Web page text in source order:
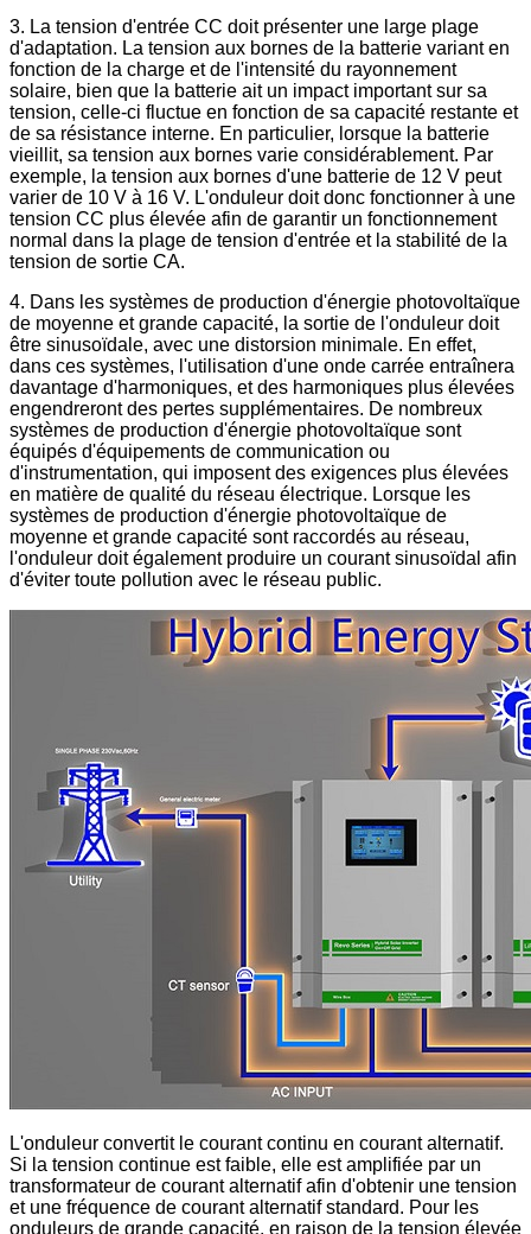
3. La tension d'entrée CC doit présenter une large plage
d'adaptation. La tension aux bornes de la batterie variant en
fonction de la charge et de l'intensité du rayonnement
solaire, bien que la batterie ait un impact important sur sa
tension, celle-ci fluctue en fonction de sa capacité restante et
de sa résistance interne. En particulier, lorsque la batterie
vieillit, sa tension aux bornes varie considérablement. Par
exemple, la tension aux bornes d'une batterie de 12 V peut
varier de 10 V à 16 V. L'onduleur doit donc fonctionner à une
tension CC plus élevée afin de garantir un fonctionnement
normal dans la plage de tension d'entrée et la stabilité de la
tension de sortie CA.
4. Dans les systèmes de production d'énergie photovoltaïque
de moyenne et grande capacité, la sortie de l'onduleur doit
être sinusoïdale, avec une distorsion minimale. En effet,
dans ces systèmes, l'utilisation d'une onde carrée entraînera
davantage d'harmoniques, et des harmoniques plus élevées
engendreront des pertes supplémentaires. De nombreux
systèmes de production d'énergie photovoltaïque sont
équipés d'équipements de communication ou
d'instrumentation, qui imposent des exigences plus élevées
en matière de qualité du réseau électrique. Lorsque les
systèmes de production d'énergie photovoltaïque de
moyenne et grande capacité sont raccordés au réseau,
l'onduleur doit également produire un courant sinusoïdal afin
d'éviter toute pollution avec le réseau public.
L'onduleur convertit le courant continu en courant alternatif.
Si la tension continue est faible, elle est amplifiée par un
transformateur de courant alternatif afin d'obtenir une tension
et une fréquence de courant alternatif standard. Pour les
onduleurs de grande capacité, en raison de la tension élevée